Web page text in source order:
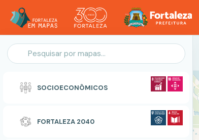
SOCIOECONÔMICOS
FORTALEZA 2040
Personalização do Mapa
Zonas Especiais de Interesse Social